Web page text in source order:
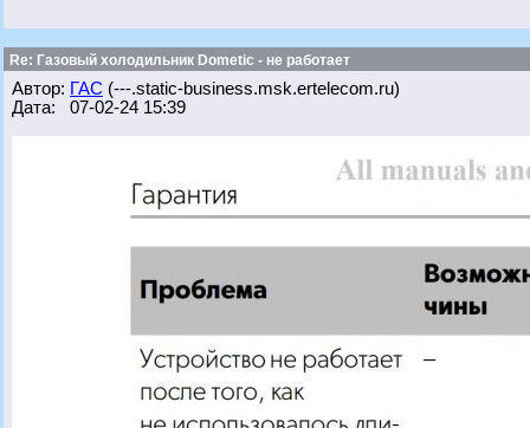
Re: Газовый холодильник Dometic - не работает
Автор: ГАС (---.static-business.msk.ertelecom.ru)
Дата: 07-02-24 15:39